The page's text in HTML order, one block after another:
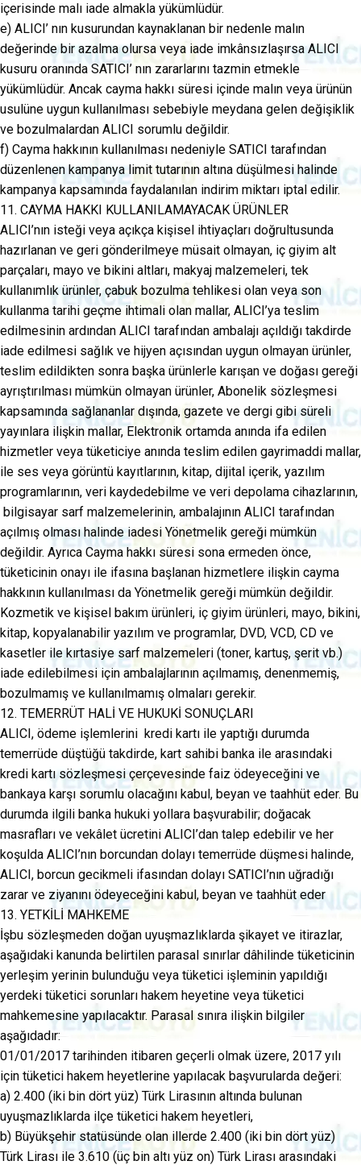
içerisinde malı iade almakla yükümlüdür.
e) ALICI’ nın kusurundan kaynaklanan bir nedenle malın
değerinde bir azalma olursa veya iade imkânsızlaşırsa ALICI
kusuru oranında SATICI’ nın zararlarını tazmin etmekle
yükümlüdür. Ancak cayma hakkı süresi içinde malın veya ürünün
usulüne uygun kullanılması sebebiyle meydana gelen değişiklik
ve bozulmalardan ALICI sorumlu değildir.
f) Cayma hakkının kullanılması nedeniyle SATICI tarafından
düzenlenen kampanya limit tutarının altına düşülmesi halinde
kampanya kapsamında faydalanılan indirim miktarı iptal edilir.
11. CAYMA HAKKI KULLANILAMAYACAK ÜRÜNLER
ALICI’nın isteği veya açıkça kişisel ihtiyaçları doğrultusunda
hazırlanan ve geri gönderilmeye müsait olmayan, iç giyim alt
parçaları, mayo ve bikini altları, makyaj malzemeleri, tek
kullanımlık ürünler, çabuk bozulma tehlikesi olan veya son
kullanma tarihi geçme ihtimali olan mallar, ALICI’ya teslim
edilmesinin ardından ALICI tarafından ambalajı açıldığı takdirde
iade edilmesi sağlık ve hijyen açısından uygun olmayan ürünler,
teslim edildikten sonra başka ürünlerle karışan ve doğası gereği
ayrıştırılması mümkün olmayan ürünler, Abonelik sözleşmesi
kapsamında sağlananlar dışında, gazete ve dergi gibi süreli
yayınlara ilişkin mallar, Elektronik ortamda anında ifa edilen
hizmetler veya tüketiciye anında teslim edilen gayrimaddi mallar,
ile ses veya görüntü kayıtlarının, kitap, dijital içerik, yazılım
programlarının, veri kaydedebilme ve veri depolama cihazlarının,
bilgisayar sarf malzemelerinin, ambalajının ALICI tarafından
açılmış olması halinde iadesi Yönetmelik gereği mümkün
değildir. Ayrıca Cayma hakkı süresi sona ermeden önce,
tüketicinin onayı ile ifasına başlanan hizmetlere ilişkin cayma
hakkının kullanılması da Yönetmelik gereği mümkün değildir.
Kozmetik ve kişisel bakım ürünleri, iç giyim ürünleri, mayo, bikini,
kitap, kopyalanabilir yazılım ve programlar, DVD, VCD, CD ve
kasetler ile kırtasiye sarf malzemeleri (toner, kartuş, şerit vb.)
iade edilebilmesi için ambalajlarının açılmamış, denenmemiş,
bozulmamış ve kullanılmamış olmaları gerekir.
12. TEMERRÜT HALİ VE HUKUKİ SONUÇLARI
ALICI, ödeme işlemlerini kredi kartı ile yaptığı durumda
temerrüde düştüğü takdirde, kart sahibi banka ile arasındaki
kredi kartı sözleşmesi çerçevesinde faiz ödeyeceğini ve
bankaya karşı sorumlu olacağını kabul, beyan ve taahhüt eder. Bu
durumda ilgili banka hukuki yollara başvurabilir; doğacak
masrafları ve vekâlet ücretini ALICI’dan talep edebilir ve her
koşulda ALICI’nın borcundan dolayı temerrüde düşmesi halinde,
ALICI, borcun gecikmeli ifasından dolayı SATICI’nın uğradığı
zarar ve ziyanını ödeyeceğini kabul, beyan ve taahhüt eder
13. YETKİLİ MAHKEME
İşbu sözleşmeden doğan uyuşmazlıklarda şikayet ve itirazlar,
aşağıdaki kanunda belirtilen parasal sınırlar dâhilinde tüketicinin
yerleşim yerinin bulunduğu veya tüketici işleminin yapıldığı
yerdeki tüketici sorunları hakem heyetine veya tüketici
mahkemesine yapılacaktır. Parasal sınıra ilişkin bilgiler
aşağıdadır:
01/01/2017 tarihinden itibaren geçerli olmak üzere, 2017 yılı
için tüketici hakem heyetlerine yapılacak başvurularda değeri:
a) 2.400 (iki bin dört yüz) Türk Lirasının altında bulunan
uyuşmazlıklarda ilçe tüketici hakem heyetleri,
b) Büyükşehir statüsünde olan illerde 2.400 (iki bin dört yüz)
Türk Lirası ile 3.610 (üç bin altı yüz on) Türk Lirası arasındaki